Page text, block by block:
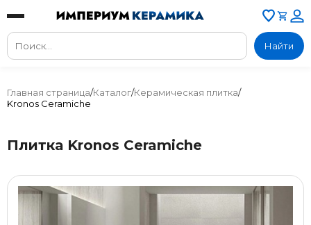
Найти
Главная страница/Каталог/Керамическая плитка/
Kronos Ceramiche
Плитка Kronos Ceramiche